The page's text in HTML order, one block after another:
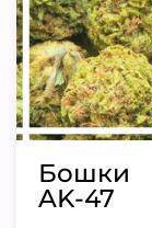
Бошки
AK-47